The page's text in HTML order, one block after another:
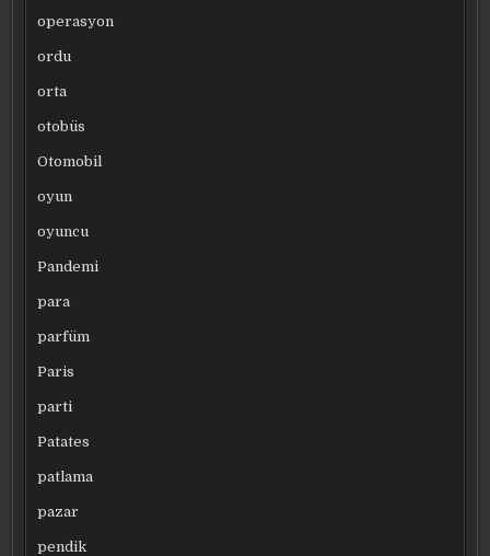
operasyon
ordu
orta
otobüs
Otomobil
oyun
oyuncu
Pandemi
para
parfüm
Paris
parti
Patates
patlama
pazar
pendik